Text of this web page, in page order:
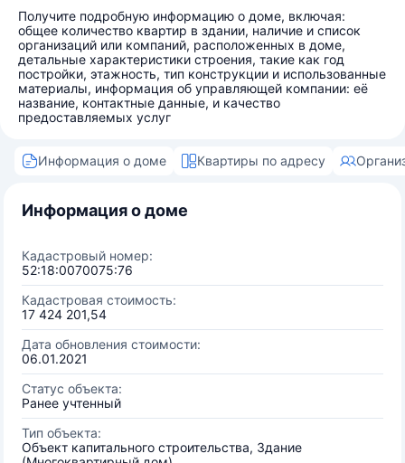
Получите подробную информацию о доме, включая:
общее количество квартир в здании, наличие и список
организаций или компаний, расположенных в доме,
детальные характеристики строения, такие как год
постройки, этажность, тип конструкции и использованные
материалы, информация об управляющей компании: её
название, контактные данные, и качество
предоставляемых услуг
Информация о доме Квартиры по адресу
Информация о доме
Кадастровый номер:
52:18:0070075:76
Кадастровая стоимость:
17 424 201,54
Дата обновления стоимости:
06.01.2021
Статус объекта:
Ранее учтенный
Тип объекта:
Объект капитального строительства, Здание